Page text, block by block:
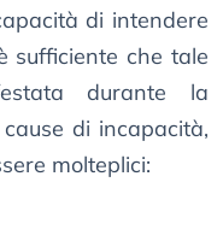
di intendere
sufficiente che tale
durante la
di incapacità,
molteplici: